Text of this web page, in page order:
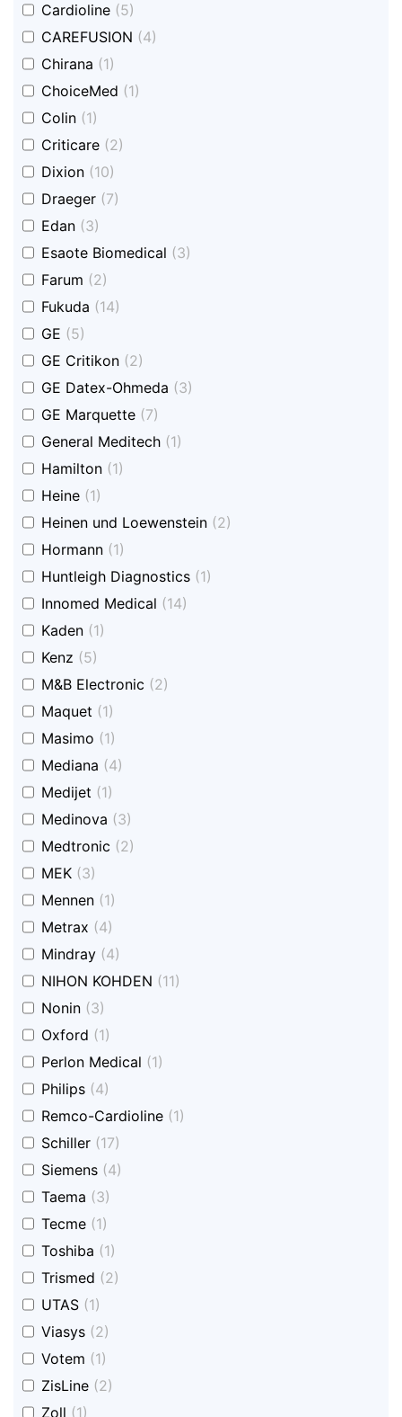
undefined
Cardioline (5)
undefined
CAREFUSION (4)
undefined
Chirana (1)
undefined
ChoiceMed (1)
undefined
Colin (1)
undefined
Criticare (2)
undefined
Dixion (10)
undefined
Draeger (7)
undefined
Edan (3)
undefined
Esaote Biomedical (3)
undefined
Farum (2)
undefined
Fukuda (14)
undefined
GE (5)
undefined
GE Critikon (2)
undefined
GE Datex-Ohmeda (3)
undefined
GE Marquette (7)
undefined
General Meditech (1)
undefined
Hamilton (1)
undefined
Heine (1)
undefined
Heinen und Loewenstein (2)
undefined
Hormann (1)
undefined
Huntleigh Diagnostics (1)
undefined
Innomed Medical (14)
undefined
Kaden (1)
undefined
Kenz (5)
undefined
M&B Electronic (2)
undefined
Maquet (1)
undefined
Masimo (1)
undefined
Mediana (4)
undefined
Medijet (1)
undefined
Medinova (3)
undefined
Medtronic (2)
undefined
MEK (3)
undefined
Mennen (1)
undefined
Metrax (4)
undefined
Mindray (4)
undefined
NIHON KOHDEN (11)
undefined
Nonin (3)
undefined
Oxford (1)
undefined
Perlon Medical (1)
undefined
Philips (4)
undefined
Remco-Cardioline (1)
undefined
Schiller (17)
undefined
Siemens (4)
undefined
Taema (3)
undefined
Tecme (1)
undefined
Toshiba (1)
undefined
Trismed (2)
undefined
UTAS (1)
undefined
Viasys (2)
undefined
Votem (1)
undefined
ZisLine (2)
undefined
Zoll (1)